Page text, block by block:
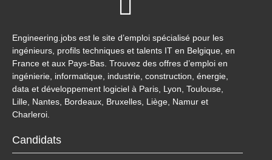
Engineering.jobs est le site d’emploi spécialisé pour les
ingénieurs, profils techniques et talents IT en Belgique, en
France et aux Pays-Bas. Trouvez des offres d’emploi en
ingénierie, informatique, industrie, construction, énergie,
data et développement logiciel à Paris, Lyon, Toulouse,
Lille, Nantes, Bordeaux, Bruxelles, Liège, Namur et
Charleroi.
Candidats